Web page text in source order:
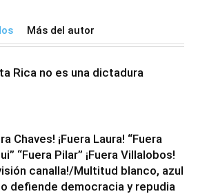
Más del autor
Rica no es una dictadura
Chaves! ¡Fuera Laura! “Fuera
“Fuera Pilar” ¡Fuera Villalobos!
canalla!/Multitud blanco, azul
defiende democracia y repudia